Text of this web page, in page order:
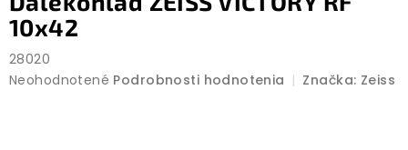
10x42
28020
Priemerné
Neohodnotené Podrobnosti hodnotenia Značka: Zeiss